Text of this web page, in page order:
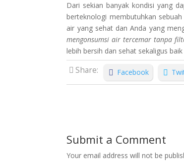
Dari sekian banyak kondisi yang
berteknologi membutuhkan
air yang sehat dan Anda yang
mengonsumsi air tercemar tanpa
lebih bersih dan sehat sekaligus
Share: Facebook
Submit a Comment
Your email address will not be